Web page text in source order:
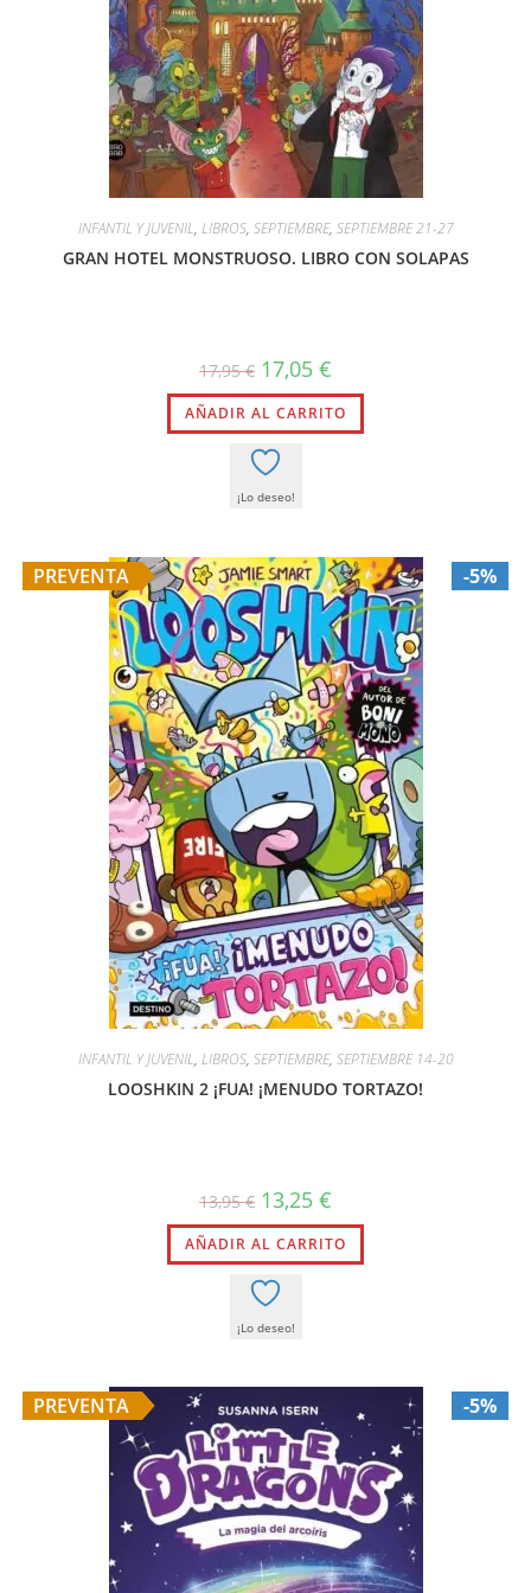
INFANTIL Y JUVENIL, LIBROS, SEPTIEMBRE, SEPTIEMBRE 21-27
GRAN HOTEL MONSTRUOSO. LIBRO CON SOLAPAS
17,95€ El
precio
original
era:
17,95 €.
17,05 €
actual
es:
17,05 €.
AÑADIR AL CARRITO
¡Lo deseo!
PREVENTA -5%
INFANTIL Y JUVENIL, LIBROS, SEPTIEMBRE, SEPTIEMBRE 14-20
LOOSHKIN 2 ¡FUA! ¡MENUDO TORTAZO!
13,95€ El
precio
original
era:
13,95 €.
13,25 €
actual
es:
13,25 €.
AÑADIR AL CARRITO
¡Lo deseo!
PREVENTA -5%